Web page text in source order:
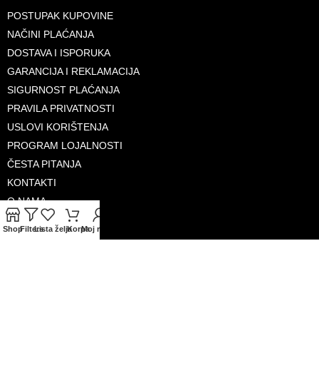
POSTUPAK KUPOVINE
NAČINI PLAĆANJA
DOSTAVA I ISPORUKA
GARANCIJA I REKLAMACIJA
SIGURNOST PLAĆANJA
PRAVILA PRIVATNOSTI
USLOVI KORIŠTENJA
PROGRAM LOJALNOSTI
ČESTA PITANJA
KONTAKTI
O NAMA
ShopFiltersLista željaKorpaMoj račun